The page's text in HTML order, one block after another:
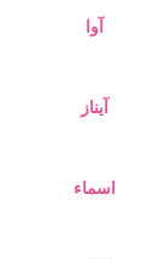
آوا
آیناز
اسماء